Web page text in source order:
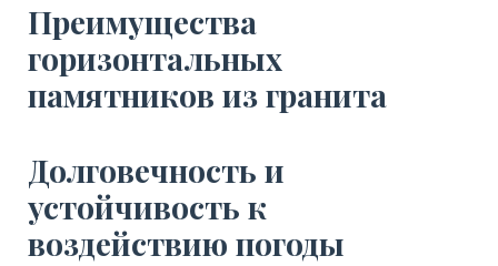
Преимущества
горизонтальных
памятников из гранита
Долговечность и
устойчивость к
воздействию погоды